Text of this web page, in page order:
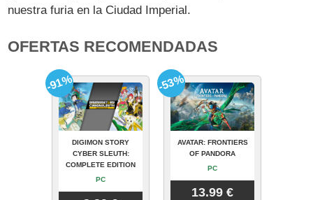
nuestra furia en la Ciudad Imperial.
OFERTAS RECOMENDADAS
DIGIMON STORY
CYBER SLEUTH:
COMPLETE EDITION
PC
-91%
AVATAR: FRONTIERS
OF PANDORA
PC
13.99 €
-53%